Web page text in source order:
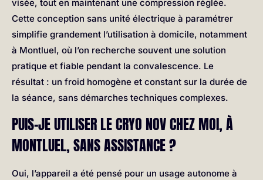
visée, tout en maintenant une compression réglée.
Cette conception sans unité électrique à paramétrer
simplifie grandement l’utilisation à domicile, notamment
à Montluel, où l’on recherche souvent une solution
pratique et fiable pendant la convalescence. Le
résultat : un froid homogène et constant sur la durée de
la séance, sans démarches techniques complexes.
PUIS-JE UTILISER LE CRYO NOV CHEZ MOI, À
MONTLUEL, SANS ASSISTANCE ?
Oui, l’appareil a été pensé pour un usage autonome à